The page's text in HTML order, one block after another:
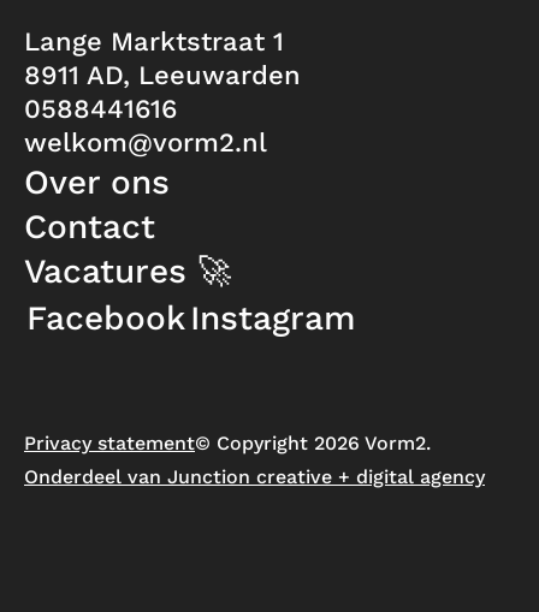
Lange Marktstraat 1
8911 AD, Leeuwarden
0588441616
welkom@vorm2.nl
Over ons
Contact
Vacatures 🚀
FacebookInstagram
Privacy statement© Copyright 2026 Vorm2.
Onderdeel van Junction creative + digital agency